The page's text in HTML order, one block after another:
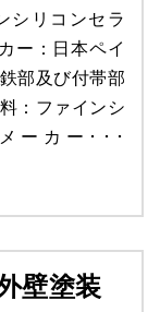
シリコンセラ
ー：日本ペイ
部及び付帯部
：ファインシ
ーカー･･･
壁塗装